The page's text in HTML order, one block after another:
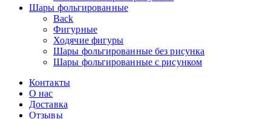
Шары фольгированные
Back
Фигурные
Ходячие фигуры
Шары фольгированные без рисунка
Шары фольгированные с рисунком
Контакты
О нас
Доставка
Отзывы